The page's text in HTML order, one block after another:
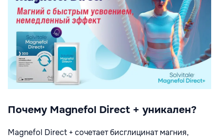
Почему Magnefol Direct + уникален?
Magnefol Direct + сочетает бисглицинат магния,